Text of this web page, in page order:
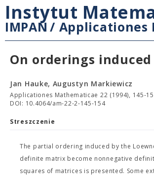
Instytut
IMPAN / Applicationes
On orderings
Jan Hauke, Augustyn Markiewicz
Applicationes Mathematicae 22 (1994), 145-
DOI: 10.4064/am-22-2-145-154
Streszczenie
The partial ordering induced by the
definite matrix become nonnegative
squares of matrices is presented. Some